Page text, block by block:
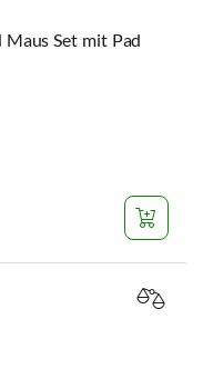
Set mit Pad